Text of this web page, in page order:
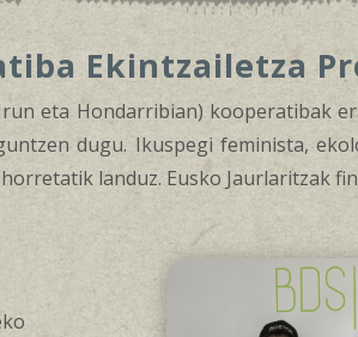
Ekintzailetza
eta Hondarribian) kooperatibak
dugu. Ikuspegi feminista,
landuz. Eusko Jaurlaritzak